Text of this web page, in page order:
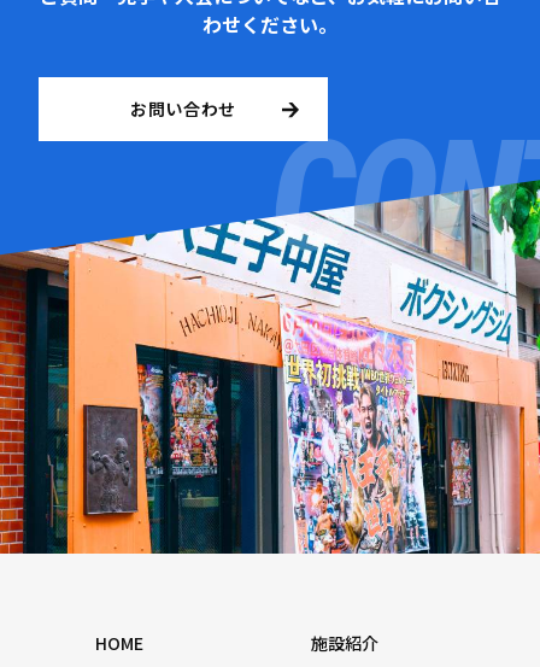
わせください。
お問い合わせ
HOME
施設紹介